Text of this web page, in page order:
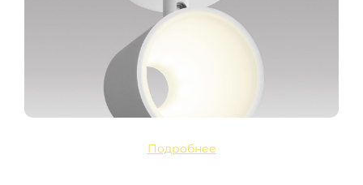
Подробнее